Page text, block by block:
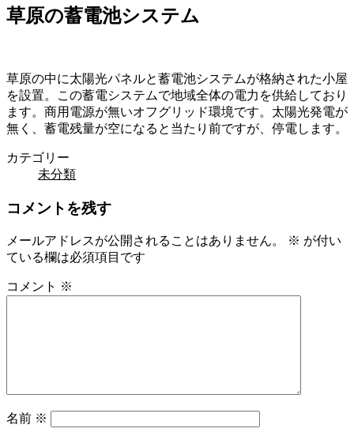
草原の蓄電池システム
草原の中に太陽光パネルと蓄電池システムが格納された小屋
を設置。この蓄電システムで地域全体の電力を供給しており
ます。商用電源が無いオフグリッド環境です。太陽光発電が
無く、蓄電残量が空になると当たり前ですが、停電します。
カテゴリー
未分類
コメントを残す
メールアドレスが公開されることはありません。 ※ が付い
ている欄は必須項目です
コメント ※
名前 ※